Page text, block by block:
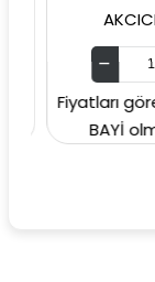
Fiyatları
BAYİ